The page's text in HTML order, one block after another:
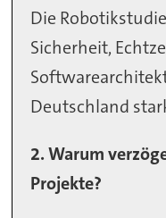
Die
Sicherheit,
Deutschland
2. Warum
Projekte?